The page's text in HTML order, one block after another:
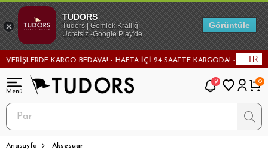
KARGO BEDAVA! - HAFTA İÇİ 24 SAATTE KARGODA! - TR
9 0
Anasayfa Aksesuar
TUDORS
Tudors | Gömlek Krallığı
Ücretsiz -Google Play'de
Görüntüle